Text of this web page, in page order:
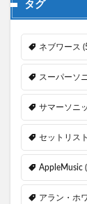
タグ
ネブワース
スーパーソ
サマーソニ
セットリスト
AppleMusic
アラン・ホ